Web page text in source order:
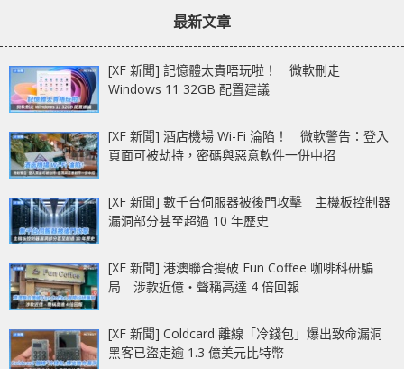
最新文章
[XF 新聞] 記憶體太貴唔玩啦！ 微軟刪走
Windows 11 32GB 配置建議
[XF 新聞] 酒店機場 Wi-Fi 淪陷！ 微軟警告：登入
頁面可被劫持，密碼與惡意軟件一併中招
[XF 新聞] 數千台伺服器被後門攻擊 主機板控制器
漏洞部分甚至超過 10 年歷史
[XF 新聞] 港澳聯合搗破 Fun Coffee 咖啡科研騙
局 涉款近億‧聲稱高達 4 倍回報
[XF 新聞] Coldcard 離線「冷錢包」爆出致命漏洞
黑客已盜走逾 1.3 億美元比特幣